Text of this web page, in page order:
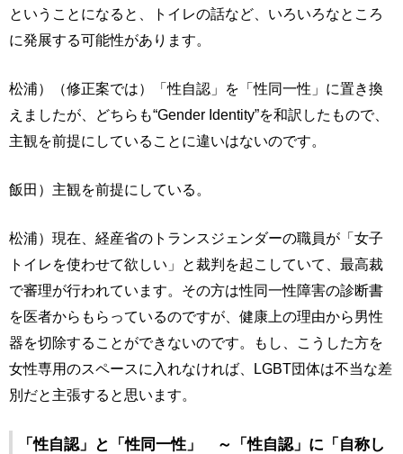
ということになると、トイレの話など、いろいろなところ
に発展する可能性があります。
松浦）（修正案では）「性自認」を「性同一性」に置き換
えましたが、どちらも“Gender Identity”を和訳したもので、
主観を前提にしていることに違いはないのです。
飯田）主観を前提にしている。
松浦）現在、経産省のトランスジェンダーの職員が「女子
トイレを使わせて欲しい」と裁判を起こしていて、最高裁
で審理が行われています。その方は性同一性障害の診断書
を医者からもらっているのですが、健康上の理由から男性
器を切除することができないのです。もし、こうした方を
女性専用のスペースに入れなければ、LGBT団体は不当な差
別だと主張すると思います。
「性自認」と「性同一性」 ～「性自認」に「自称し